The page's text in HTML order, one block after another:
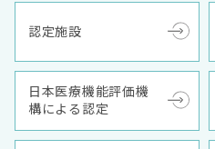
認定施設
日本医療機能評価機
構による認定